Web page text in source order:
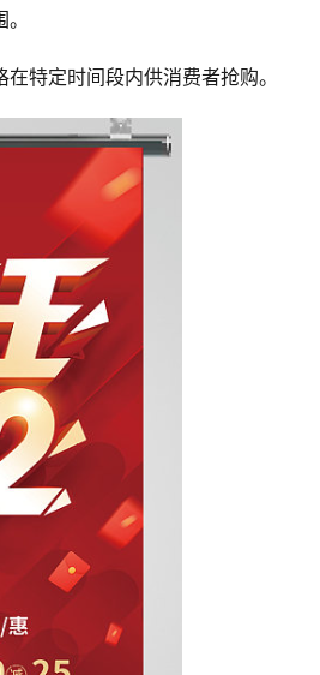
特定时间段内供消费者抢购。